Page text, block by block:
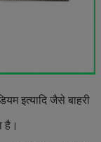
इत्यादि जैसे बाहरी
है।